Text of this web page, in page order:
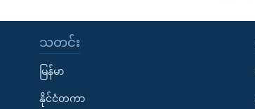
သတင်း
မြန်မာ
နိုင်ငံတကာ